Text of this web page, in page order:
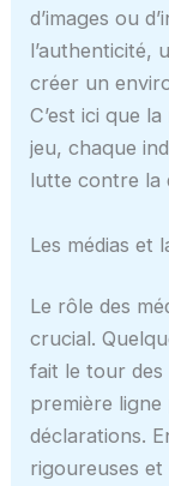
d’images ou
l’authenticité,
créer un
C’est ici que
jeu, chaque
lutte contre la
Les médias et
Le rôle des
crucial.
fait le tour des
première ligne
déclarations.
rigoureuses